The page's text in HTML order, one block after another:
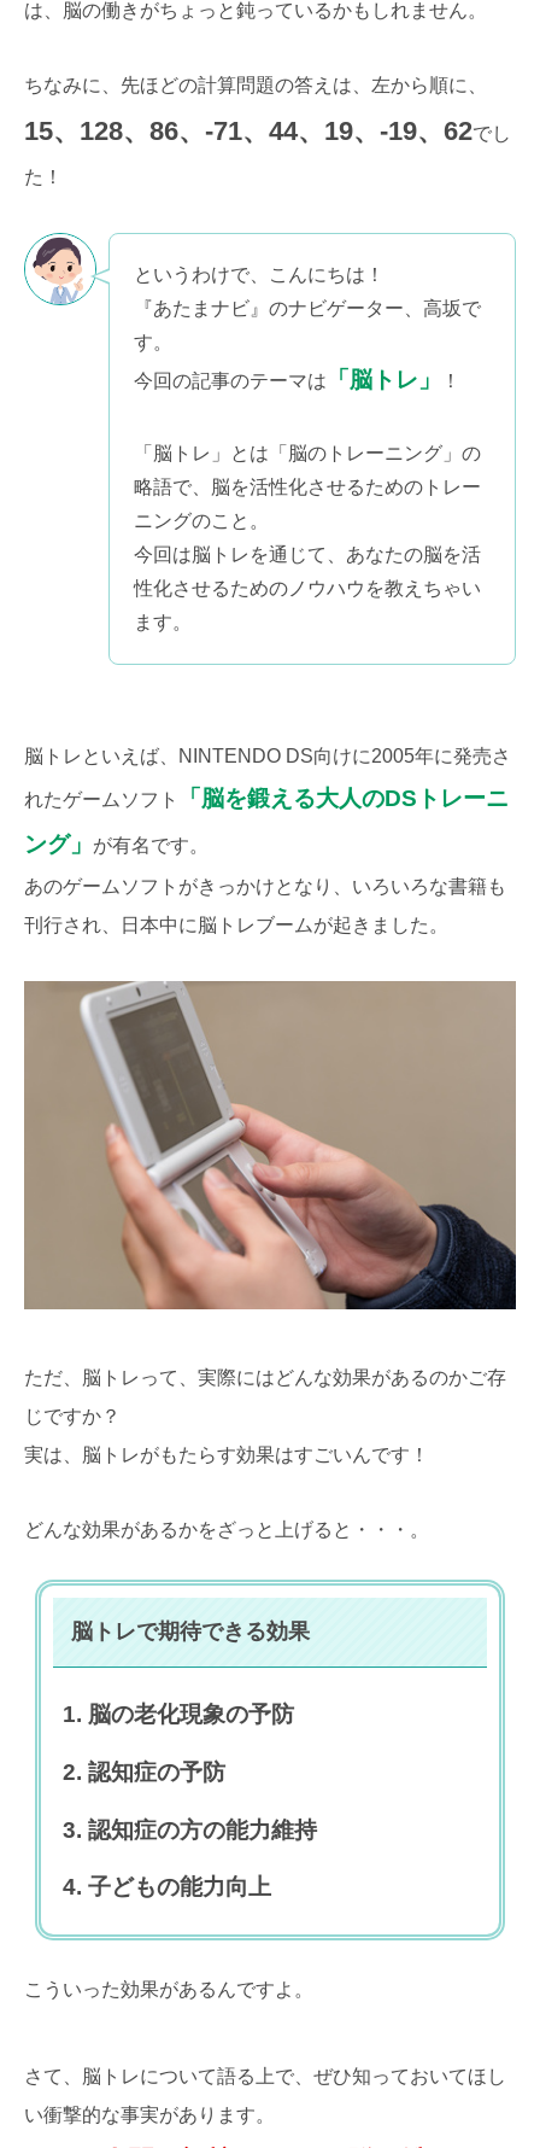
は、脳の働きがちょっと鈍っているかもしれません。
ちなみに、先ほどの計算問題の答えは、左から順に、
15、128、86、-71、44、19、-19、62でし
た！
というわけで、こんにちは！
『あたまナビ』のナビゲーター、高坂で
す。
今回の記事のテーマは
「脳トレ」 ！
「脳トレ」とは「脳のトレーニング」の
略語で、脳を活性化させるためのトレー
ニングのこと。
今回は脳トレを通じて、あなたの脳を活
性化させるためのノウハウを教えちゃい
ます。
脳トレといえば、NINTENDO DS向けに2005年に発売さ
れたゲームソフト
「脳を鍛える大人のDSトレーニ
ング」
が有名です。
あのゲームソフトがきっかけとなり、いろいろな書籍も
刊行され、日本中に脳トレブームが起きました。
ただ、脳トレって、実際にはどんな効果があるのかご存
じですか？
実は、脳トレがもたらす効果はすごいんです！
どんな効果があるかをざっと上げると・・・。
脳トレで期待できる効果
脳の老化現象の予防
認知症の予防
認知症の方の能力維持
子どもの能力向上
こういった効果があるんですよ。
さて、脳トレについて語る上で、ぜひ知っておいてほし
い衝撃的な事実があります。